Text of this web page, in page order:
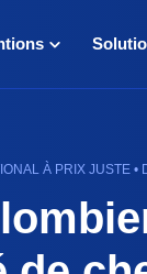
À PRIX JUSTE